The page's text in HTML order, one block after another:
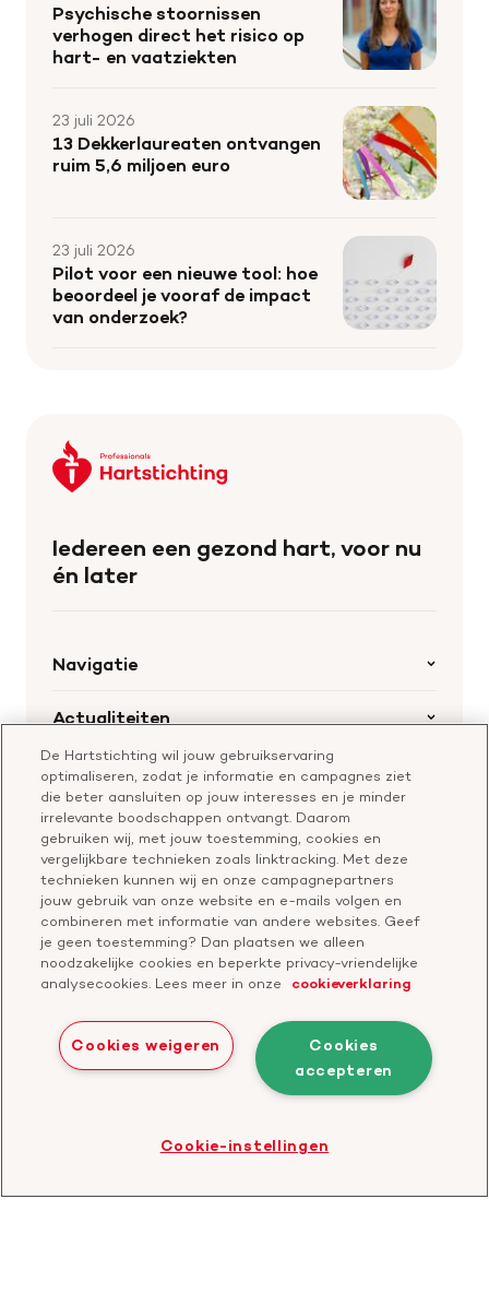
Psychische stoornissen
verhogen direct het risico op
hart- en vaatziekten
23 juli 2026
13 Dekkerlaureaten ontvangen
ruim 5,6 miljoen euro
23 juli 2026
Pilot voor een nieuwe tool: hoe
beoordeel je vooraf de impact
van onderzoek?
Keer
terug
homepage
Iedereen een gezond hart, voor nu
én later
Navigatie
Samenwerking en financiering
Onze missie
Actualiteiten
Nieuws
Nieuwsbrief voor professionals
Hartstichting.nl
Publiekswebsite Hartstichting.nl
Over de Hartstichting
Jaarverslag
Contact
Contactgegevens
Doneer Cavaris
Bezoek
onze
LinkedIn
Privacyverklaring
Bezoek
De Hartstichting wil jouw gebruikservaring
optimaliseren, zodat je informatie en campagnes ziet
die beter aansluiten op jouw interesses en je minder
irrelevante boodschappen ontvangt. Daarom
gebruiken wij, met jouw toestemming, cookies en
vergelijkbare technieken zoals linktracking. Met deze
technieken kunnen wij en onze campagnepartners
jouw gebruik van onze website en e-mails volgen en
combineren met informatie van andere websites. Geef
je geen toestemming? Dan plaatsen we alleen
noodzakelijke cookies en beperkte privacy-vriendelijke
analysecookies. Lees meer in onze
cookieverklaring
Cookies
accepteren
Cookies weigeren
Cookie-instellingen